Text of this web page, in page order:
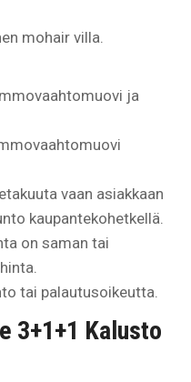
mohair villa.
ja
vaan asiakkaan
kaupantekohetkellä.
on saman tai
tai palautusoikeutta.
3+1+1 Kalusto